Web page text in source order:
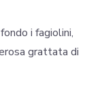
i fagiolini,
grattata di